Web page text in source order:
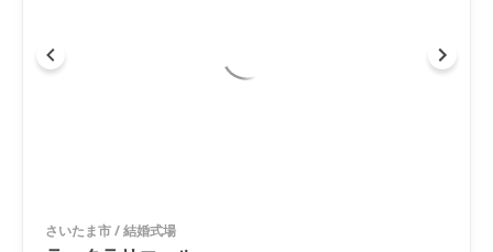
さいたま市/結婚式場